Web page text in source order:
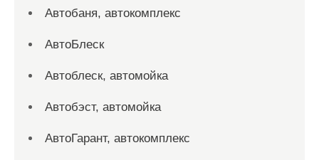
Автобаня, автокомплекс
АвтоБлеск
Автоблеск, автомойка
Автобэст, автомойка
АвтоГарант, автокомплекс